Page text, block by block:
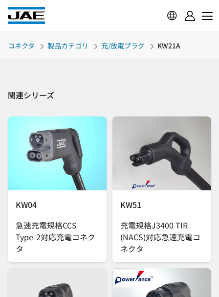
コネクタ 製品カテゴリ 充/放電プラグ KW21A
関連シリーズ
KW04
急速充電規格CCS
Type-2対応充電コネク
タ
KW51
充電規格J3400 TIR
(NACS)対応急速充電コ
ネクタ